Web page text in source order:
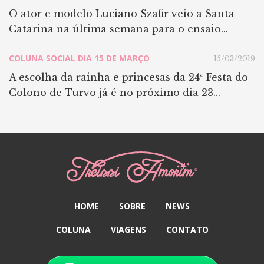
O ator e modelo Luciano Szafir veio a Santa
Catarina na última semana para o ensaio...
COLUNA SOCIAL DIA 15 DE MARÇO
A escolha da rainha e princesas da 24ª Festa do
Colono de Turvo já é no próximo dia 23...
15/03/2019
HOME SOBRE NEWS
COLUNA VIAGENS CONTATO